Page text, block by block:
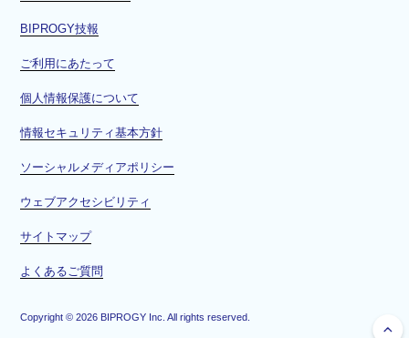
ド
で
く
BIPROGY技報
ご利用にあたって
個人情報保護について
情報セキュリティ基本方針
ソーシャルメディアポリシー
ウェブアクセシビリティ
サイトマップ
よくあるご質問
Copyright ©2026 BIPROGY Inc. All rights reserved.